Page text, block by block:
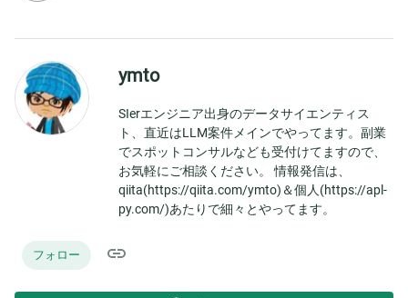
ymto
SIerエンジニア出身のデータサイエンティス
ト、直近はLLM案件メインでやってます。副業
でスポットコンサルなども受付けてますので、
お気軽にご相談ください。 情報発信は、
qiita(https://qiita.com/ymto)＆個人(https://apl-
py.com/)あたりで細々とやってます。
フォロー